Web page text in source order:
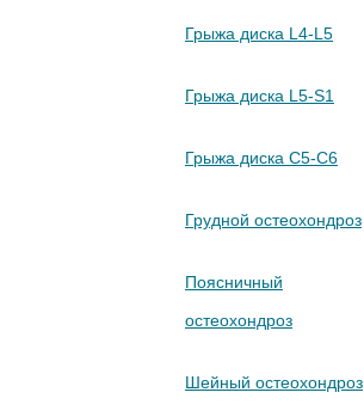
Грыжа диска L4-L5
Грыжа диска L5-S1
Грыжа диска C5-C6
Грудной остеохондроз
Поясничный
остеохондроз
Шейный остеохондроз